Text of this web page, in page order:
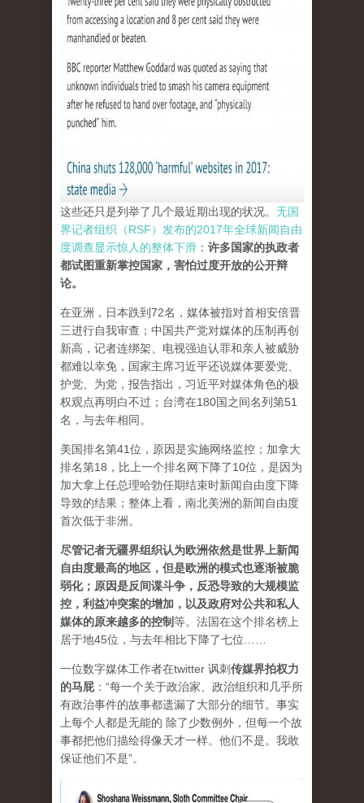
这些还只是列举了几个最近期出现的状况。 无国
界记者组织（RSF）发布的2017年全球新闻自由
度调查显示惊人的整体下滑 ： 许多国家的执政者
都试图重新掌控国家，害怕过度开放的公开辩
论。
在亚洲，日本跌到72名，媒体被指对首相安倍晋
三进行自我审查；中国共产党对媒体的压制再创
新高，记者连绑架、电视强迫认罪和亲人被威胁
都难以幸免，国家主席习近平还说媒体要爱党、
护党、为党，报告指出，习近平对媒体角色的极
权观点再明白不过；台湾在180国之间名列第51
名，与去年相同。
美国排名第41位，原因是实施网络监控；加拿大
排名第18，比上一个排名网下降了10位，是因为
加大拿上任总理哈勃任期结束时新闻自由度下降
导致的结果；整体上看，南北美洲的新闻自由度
首次低于非洲。
尽管记者无疆界组织认为欧洲依然是世界上新闻
自由度最高的地区，但是欧洲的模式也逐渐被脆
弱化；原因是反间谍斗争，反恐导致的大规模监
控，利益冲突案的增加，以及政府对公共和私人
媒体的原来越多的控制等。法国在这个排名榜上
居于地45位，与去年相比下降了七位……
一位数字媒体工作者在twitter 讽刺传媒界拍权力
的马屁：“每一个关于政治家、政治组织和几乎所
有政治事件的故事都遗漏了大部分的细节。事实
上每个人都是无能的 除了少数例外，但每一个故
事都把他们描绘得像天才一样。他们不是。我敢
保证他们不是”。